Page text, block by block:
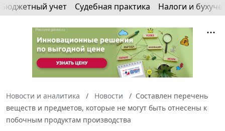
Бюджетный учет Судебная практика Налоги и
Новости и аналитика Новости
Составлен перечень
веществ и предметов, которые не могут быть отнесены к
побочным продуктам производства